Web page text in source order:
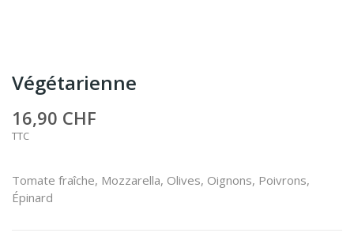
Végétarienne
16,90 CHF
TTC
Tomate fraîche, Mozzarella, Olives, Oignons, Poivrons,
Épinard